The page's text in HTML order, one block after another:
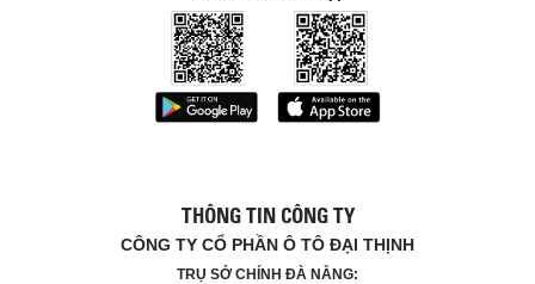
THÔNG TIN CÔNG TY
CÔNG TY CỔ PHẦN Ô TÔ ĐẠI THỊNH
TRỤ SỞ CHÍNH ĐÀ NẴNG: